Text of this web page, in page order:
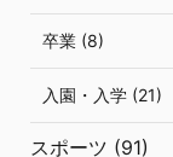
卒業 (8)
入園・入学 (21)
スポーツ (91)